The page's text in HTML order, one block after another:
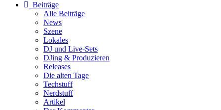
Beiträge
Alle Beiträge
News
Szene
Lokales
DJ und Live-Sets
DJing & Produzieren
Releases
Die alten Tage
Techstuff
Nerdstuff
Artikel